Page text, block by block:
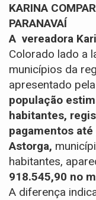
KARINA
PARANAVAÍ
A vereadora
Colorado lado a
municípios da
apresentado
população
habitantes,
pagamentos
Astorga,
habitantes,
918.545,90 no
A diferença